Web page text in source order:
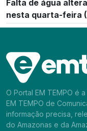
Falta de água
nesta quarta-feira
O Portal EM TEMPO é
EM TEMPO de
informação precisa,
do Amazonas e da